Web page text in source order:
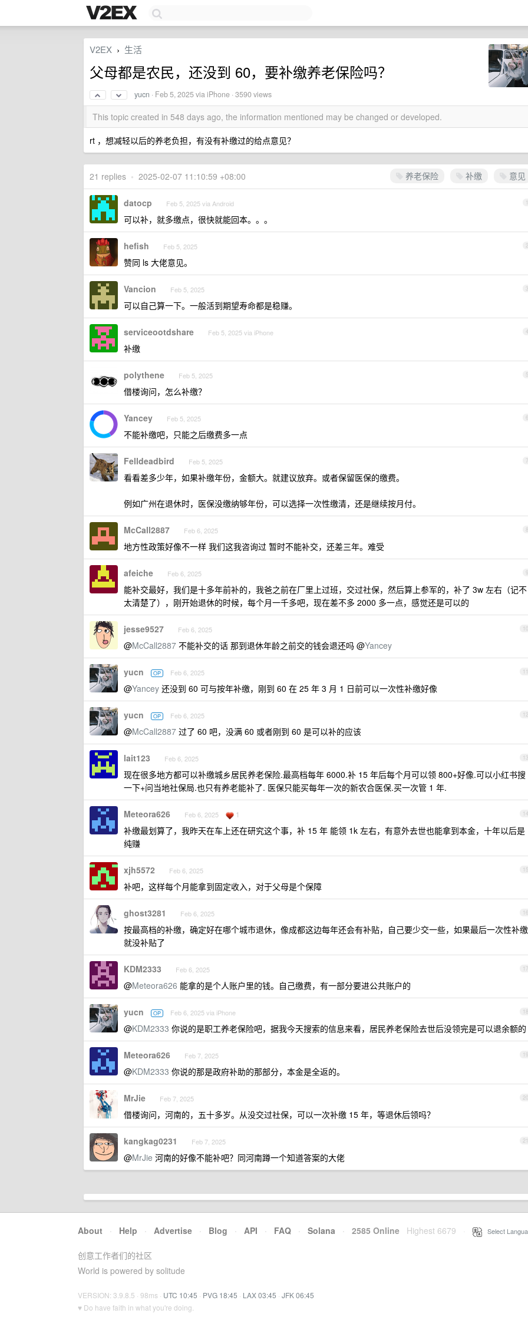
V2EX › 生活
父母都是农民，还没到 60，要补缴养老保险吗？
yucn · Feb 5, 2025via iPhone · 3590 views
This topic created in 548 days ago, the information mentioned may be changed or developed.
rt ，想减轻以后的养老负担，有没有补缴过的给点意见？
养老保险 补缴 意见
21 replies • 2025-02-07 11:10:59 +08:00
1
datocp Feb 5, 2025 via Android
可以补，就多缴点，很快就能回本。。。
2
hefish Feb 5, 2025
赞同 ls 大佬意见。
3
Vancion Feb 5, 2025
可以自己算一下。一般活到期望寿命都是稳赚。
4
serviceootdshare Feb 5, 2025 via iPhone
补缴
5
polythene Feb 5, 2025
借楼询问，怎么补缴？
6
Yancey Feb 5, 2025
不能补缴吧，只能之后缴费多一点
7
Felldeadbird Feb 5, 2025
看看差多少年，如果补缴年份，金额大。就建议放弃。或者保留医保的缴费。
例如广州在退休时，医保没缴纳够年份，可以选择一次性缴清，还是继续按月付。
8
McCall2887 Feb 6, 2025
地方性政策好像不一样 我们这我咨询过 暂时不能补交，还差三年。难受
9
afeiche Feb 6, 2025
能补交最好，我们是十多年前补的，我爸之前在厂里上过班，交过社保，然后算上参军的，补了 3w 左右（记不
太清楚了），刚开始退休的时候，每个月一千多吧，现在差不多 2000 多一点，感觉还是可以的
10
jesse9527 Feb 6, 2025
@McCall2887 不能补交的话 那到退休年龄之前交的钱会退还吗 @Yancey
11
yucn OP Feb 6, 2025
@Yancey 还没到 60 可与按年补缴，刚到 60 在 25 年 3 月 1 日前可以一次性补缴好像
12
yucn OP Feb 6, 2025
@McCall2887 过了 60 吧，没满 60 或者刚到 60 是可以补的应该
13
lait123 Feb 6, 2025
现在很多地方都可以补缴城乡居民养老保险.最高档每年 6000.补 15 年后每个月可以领 800+好像.可以小红书搜
一下+问当地社保局.也只有养老能补了. 医保只能买每年一次的新农合医保.买一次管 1 年.
14
Meteora626 Feb 6, 2025 1
补缴最划算了，我昨天在车上还在研究这个事，补 15 年 能领 1k 左右，有意外去世也能拿到本金，十年以后是
纯赚
15
xjh5572 Feb 6, 2025
补吧，这样每个月能拿到固定收入，对于父母是个保障
16
ghost3281 Feb 6, 2025
按最高档的补缴，确定好在哪个城市退休，像成都这边每年还会有补贴，自己要少交一些，如果最后一次性补缴
就没补贴了
17
KDM2333 Feb 6, 2025
@Meteora626 能拿的是个人账户里的钱。自己缴费，有一部分要进公共账户的
18
yucn OP Feb 6, 2025 via iPhone
@KDM2333 你说的是职工养老保险吧，据我今天搜索的信息来看，居民养老保险去世后没领完是可以退余额的
19
Meteora626 Feb 7, 2025
@KDM2333 你说的那是政府补助的那部分，本金是全返的。
20
MrJie Feb 7, 2025
借楼询问，河南的，五十多岁。从没交过社保，可以一次补缴 15 年，等退休后领吗？
21
kangkag0231 Feb 7, 2025
@MrJie 河南的好像不能补吧？同河南蹲一个知道答案的大佬
About · Help · Advertise · Blog · API · FAQ · Solana · 2585 Online Highest 6679 Select
创意工作者们的社区
World is powered by solitude
VERSION: 3.9.8.5 · 98ms · UTC 10:45 · PVG 18:45 · LAX 03:45 · JFK 06:45
♥ Do have faith in what you're doing.